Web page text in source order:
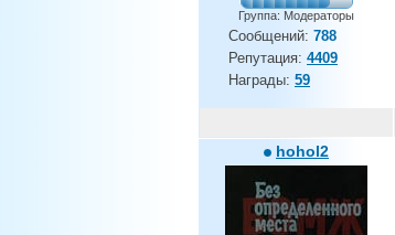
Группа: Модераторы
Сообщений: 788
Репутация: 4409
Награды: 59
hohol2